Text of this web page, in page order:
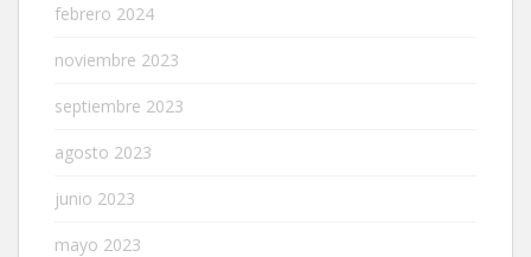
febrero 2024
noviembre 2023
septiembre 2023
agosto 2023
junio 2023
mayo 2023